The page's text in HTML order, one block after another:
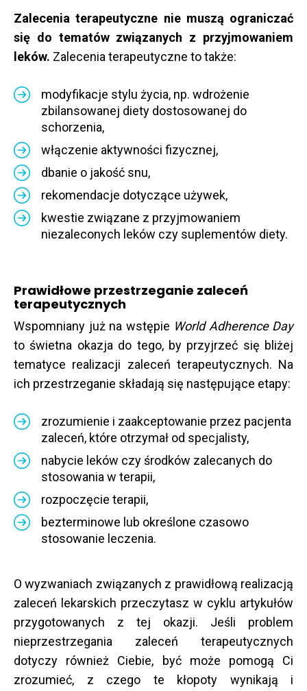
Zalecenia terapeutyczne nie muszą ograniczać
się do tematów związanych z przyjmowaniem
leków. Zalecenia terapeutyczne to także:
modyfikacje stylu życia, np. wdrożenie
zbilansowanej diety dostosowanej do
schorzenia,
włączenie aktywności fizycznej,
dbanie o jakość snu,
rekomendacje dotyczące używek,
kwestie związane z przyjmowaniem
niezaleconych leków czy suplementów diety.
Prawidłowe przestrzeganie zaleceń
terapeutycznych
Wspomniany już na wstępie World Adherence Day
to świetna okazja do tego, by przyjrzeć się bliżej
tematyce realizacji zaleceń terapeutycznych. Na
ich przestrzeganie składają się następujące etapy:
zrozumienie i zaakceptowanie przez pacjenta
zaleceń, które otrzymał od specjalisty,
nabycie leków czy środków zalecanych do
stosowania w terapii,
rozpoczęcie terapii,
bezterminowe lub określone czasowo
stosowanie leczenia.
O wyzwaniach związanych z prawidłową realizacją
zaleceń lekarskich przeczytasz w cyklu artykułów
przygotowanych z tej okazji. Jeśli problem
nieprzestrzegania zaleceń terapeutycznych
dotyczy również Ciebie, być może pomogą Ci
zrozumieć, z czego te kłopoty wynikają i